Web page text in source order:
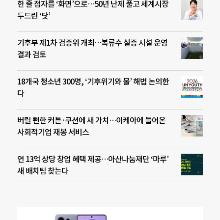
한 줄 점자를 ‘화면’으로…50년 난제 풀고 세계시장
두드린 ‘닷’
기후부 제1차 검증위 개최…복류수 실증 시설 운영
결과 검토
18개국 청소년 300명, ‘기후위기와 물’ 해법 논의한
다
버릴 뻔한 커튼·쿠션에 새 가치…이케아에 들어온
사회적기업 재봉 서비스
연 13억 상당 창업 혜택 제공…아산나눔재단 ‘마루’
새 배치팀 찾는다